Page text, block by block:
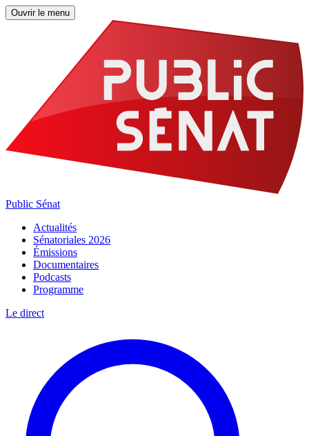
Ouvrir le menu
Public Sénat
Actualités
Sénatoriales 2026
Émissions
Documentaires
Podcasts
Programme
Le direct